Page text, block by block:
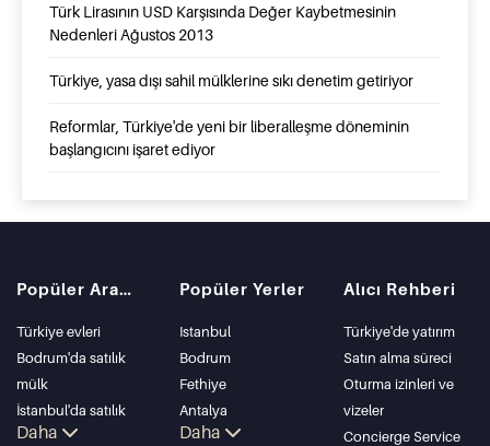
Türk Lirasının USD Karşısında Değer Kaybetmesinin
Nedenleri Ağustos 2013
Türkiye, yasa dışı sahil mülklerine sıkı denetim getiriyor
Reformlar, Türkiye'de yeni bir liberalleşme döneminin
başlangıcını işaret ediyor
Popüler Aramalar
Türkiye evleri
Bodrum'da satılık
mülk
İstanbul'da satılık
daire
Daha
Popüler Yerler
Istanbul
Bodrum
Fethiye
Antalya
Kalkan
Daha
Alıcı Rehberi
Türkiye'de yatırım
Satın alma süreci
Oturma izinleri ve
vizeler
Concierge Service